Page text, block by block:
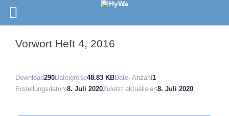
Vorwort Heft 4, 2016
Download290Dateigröße48.83 KBDatei-Anzahl 1
Erstellungsdatum8. Juli 2020Zuletzt aktualisiert8. Juli 2020